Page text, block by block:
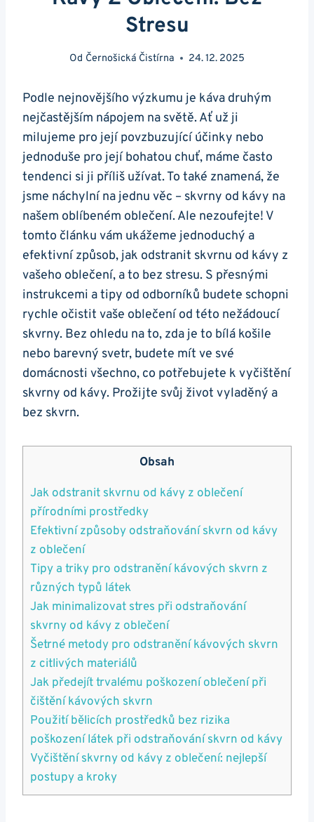
Stresu
Od Černošická Čistírna 24. 12. 2025
Podle nejnovějšího výzkumu je káva druhým
nejčastějším ⁢nápojem na světě. Ať už ji⁣
milujeme pro ⁢její povzbuzující účinky nebo
jednoduše pro její bohatou chuť, máme často
⁤tendenci si ji příliš užívat. To také⁤ znamená, že
jsme⁣ náchylní na jednu věc – ​skvrny od​ kávy ‍na
našem‍ oblíbeném oblečení. ‍Ale ⁣nezoufejte!⁣ V
tomto článku vám​ ukážeme jednoduchý a‌
efektivní způsob, jak odstranit skvrnu⁤ od kávy z
vašeho oblečení, a to bez stresu. ⁢S přesnými
instrukcemi a tipy⁣ od ‍odborníků budete schopni
rychle očistit vaše oblečení od této⁢ nežádoucí
skvrny. Bez ohledu​ na to, ⁣zda‌ je ⁤to⁤ bílá ‍košile
nebo ‌barevný svetr, ‌budete ⁢mít ve své
domácnosti všechno, co potřebujete k vyčištění
skvrny od kávy. ⁤Prožijte svůj ⁣život‌ vyladěný a
bez ⁤skvrn.
Obsah
Jak odstranit skvrnu od kávy z oblečení
přírodními ⁣prostředky
Efektivní způsoby‌ odstraňování skvrn od kávy ​
z ‌oblečení
Tipy a ⁤triky pro odstranění kávových skvrn‍ z
různých typů látek
Jak ⁤minimalizovat stres⁣ při odstraňování
skvrny⁤ od kávy z oblečení
Šetrné metody pro odstranění kávových skvrn
z ⁢citlivých materiálů
Jak předejít ⁢trvalému poškození oblečení při‌
čištění‌ kávových ⁣skvrn
Použití ‍bělicích ‌prostředků bez rizika
poškození látek ‌při odstraňování skvrn od kávy
Vyčištění skvrny‍ od kávy z oblečení: ⁤nejlepší
postupy a kroky